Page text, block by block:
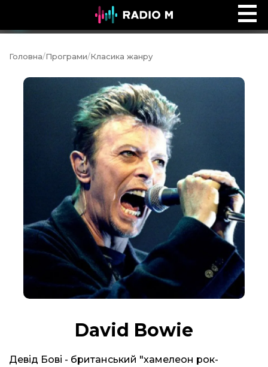
Ефір Radio M
Головна/Програми/Класика жанру
David Bowie
Девід Бові - британський "хамелеон рок-